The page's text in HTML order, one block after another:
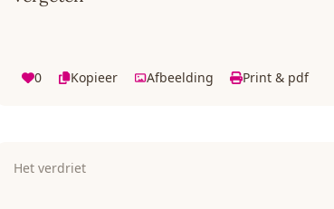
0 Kopieer Afbeelding Print & pdf
Het verdriet